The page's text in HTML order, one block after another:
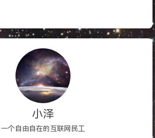
小泽
一个自由自在的互联网民工